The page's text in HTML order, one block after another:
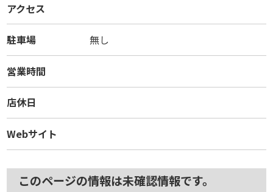
アクセス
駐車場 無し
営業時間
店休日
Webサイト
このページの情報は未確認情報です。